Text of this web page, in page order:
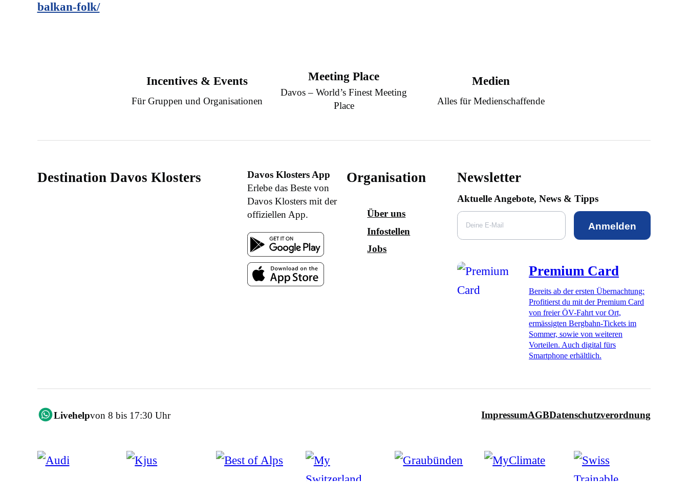
balkan-folk/
Incentives & Events
Für Gruppen und Organisationen
Meeting Place
Davos – World’s Finest Meeting
Place
Medien
Alles für Medienschaffende
Destination Davos Klosters
Davos Klosters App
Erlebe das Beste von
Davos Klosters mit der
offiziellen App.
Organisation
Über uns
Infostellen
Jobs
Newsletter
Aktuelle Angebote, News & Tipps
Anmelden
Premium Card
Bereits ab der ersten Übernachtung:
Profitierst du mit der Premium Card
von freier ÖV-Fahrt vor Ort,
ermässigten Bergbahn-Tickets im
Sommer, sowie von weiteren
Vorteilen. Auch digital fürs
Smartphone erhältlich.
Livehelpvon 8 bis 17:30 Uhr ImpressumAGBDatenschutzverordnung